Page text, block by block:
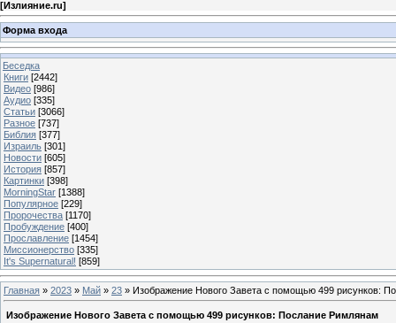
[Излияние.ru]
Форма входа
Беседка
Книги [2442]
Видео [986]
Аудио [335]
Статьи [3066]
Разное [737]
Библия [377]
Израиль [301]
Новости [605]
История [857]
Картинки [398]
MorningStar [1388]
Популярное [229]
Пророчества [1170]
Пробуждение [400]
Прославление [1454]
Миссионерство [335]
It's Supernatural! [859]
Главная » 2023 » Май » 23 » Изображение Нового Завета с помощью 499 рисунков:
Изображение Нового Завета с помощью 499 рисунков: Послание Римлянам